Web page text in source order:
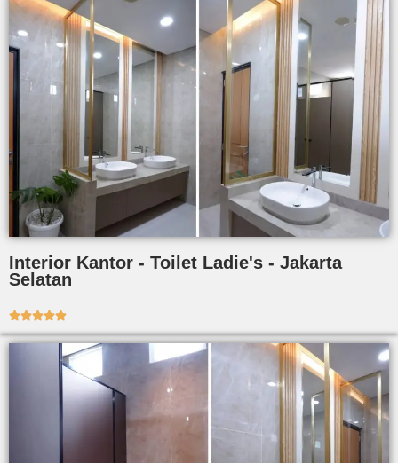
Interior Kantor - Toilet Ladie's - Jakarta
Selatan
